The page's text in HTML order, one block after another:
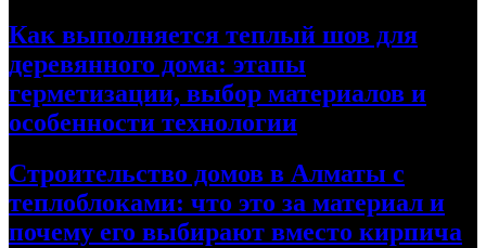
Как выполняется теплый шов для
деревянного дома: этапы
герметизации, выбор материалов и
особенности технологии
Строительство домов в Алматы с
теплоблоками: что это за материал и
почему его выбирают вместо кирпича